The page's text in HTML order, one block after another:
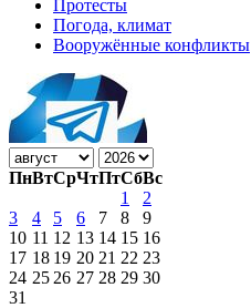
Протесты
Погода, климат
Вооружённые конфликты
ПнВтСрЧтПтСбВс
1
2
3
4 5 6 7 8
9
10 11 12 13 14 15 16
17 18 19 20 21 22 23
24 25 26 27 28 29 30
31